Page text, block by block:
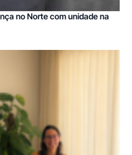
no Norte com unidade na